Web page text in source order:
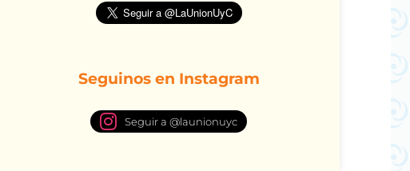
Seguinos en Instagram
Seguir a @launionuyc